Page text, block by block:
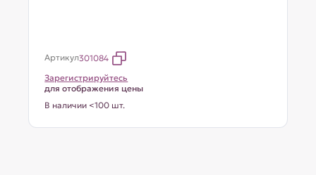
Артикул301084
Зарегистрируйтесь
для отображения цены
В наличии <100 шт.